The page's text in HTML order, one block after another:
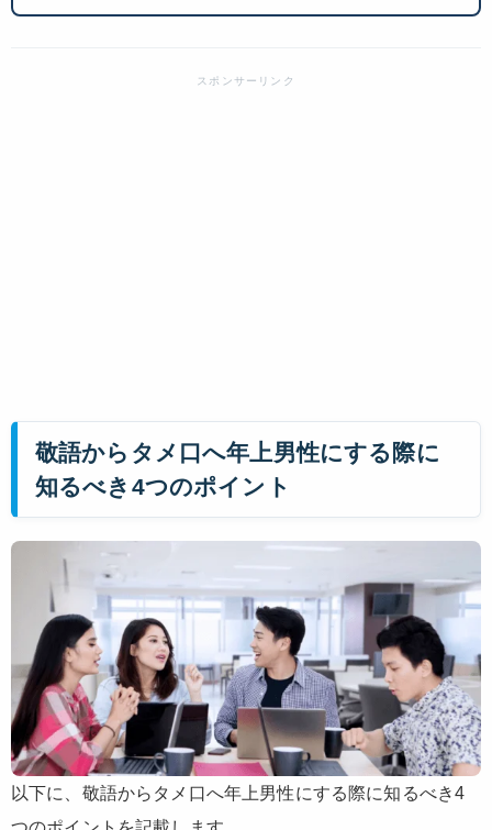
敬語からタメ口へ年上男性にする際に
知るべき4つのポイント
以下に、敬語からタメ口へ年上男性にする際に知るべき4